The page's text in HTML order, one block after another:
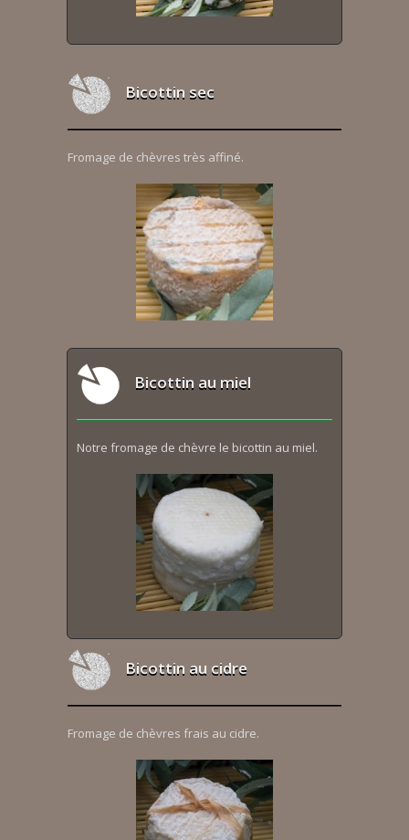
Bicottin sec
Fromage de chèvres très affiné.
Bicottin au miel
Notre fromage de chèvre le bicottin au miel.
Bicottin au cidre
Fromage de chèvres frais au cidre.